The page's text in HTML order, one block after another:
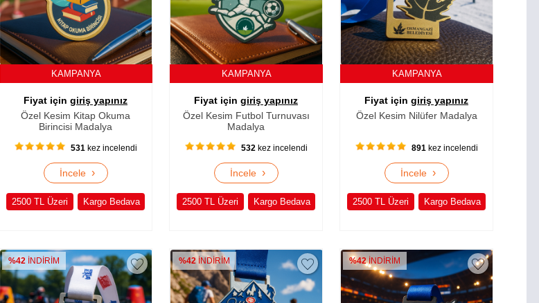
KAMPANYA
Fiyat için giriş yapınız
Özel Kesim Kitap Okuma
Birincisi Madalya
531kez incelendi
İncele ›
2500 TL Üzeri Kargo Bedava
KAMPANYA
Fiyat için giriş yapınız
Özel Kesim Futbol Turnuvası
Madalya
532kez incelendi
İncele ›
2500 TL Üzeri Kargo Bedava
KAMPANYA
Fiyat için giriş yapınız
Özel Kesim Nilüfer Madalya
891kez incelendi
İncele ›
2500 TL Üzeri Kargo Bedava
%42 İNDİRİM %42İNDİRİM %42İNDİRİM